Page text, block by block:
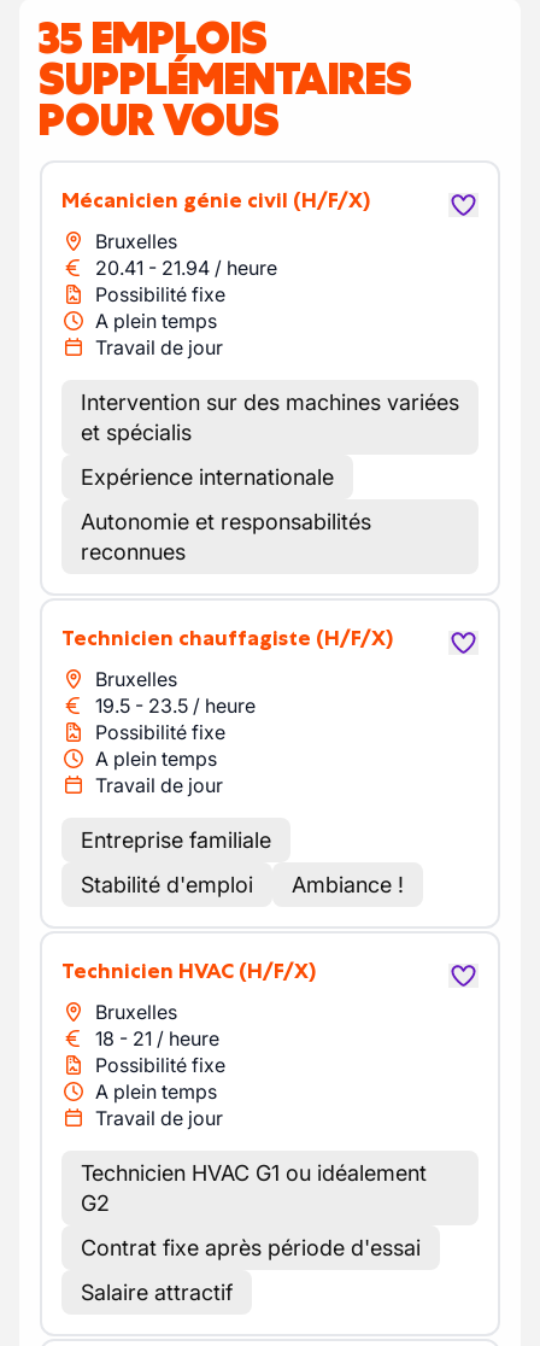
35 EMPLOIS
SUPPLÉMENTAIRES
POUR VOUS
Mécanicien génie civil (H/F/X)
Bruxelles
20.41 - 21.94 / heure
Possibilité fixe
A plein temps
Travail de jour
Intervention sur des machines variées
et spécialis
Expérience internationale
Autonomie et responsabilités
reconnues
Technicien chauffagiste (H/F/X)
Bruxelles
19.5 - 23.5 / heure
Possibilité fixe
A plein temps
Travail de jour
Entreprise familiale
Stabilité d'emploi
Ambiance !
Technicien HVAC (H/F/X)
Bruxelles
18 - 21 / heure
Possibilité fixe
A plein temps
Travail de jour
Technicien HVAC G1 ou idéalement
G2
Contrat fixe après période d'essai
Salaire attractif